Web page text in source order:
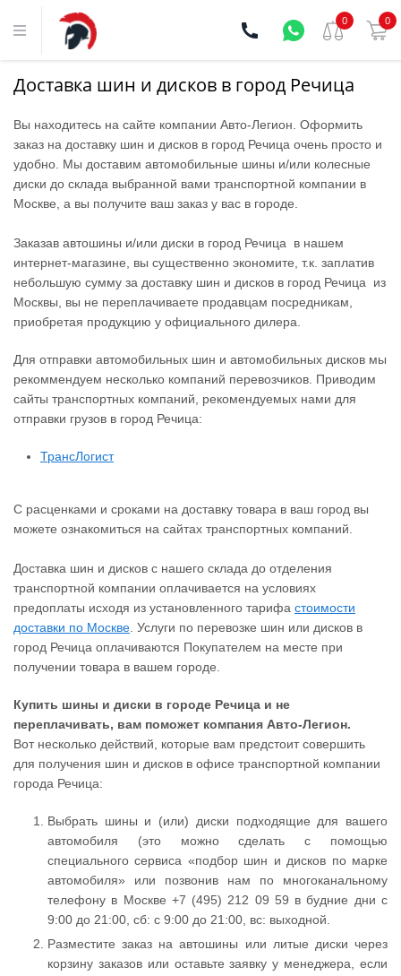
0 0
Доставка шин и дисков в город Речица
Вы находитесь на сайте компании Aвто-Легион. Оформить
заказ на доставку шин и дисков в город Речица очень просто и
удобно. Мы доставим автомобильные шины и/или колесные
диски до склада выбранной вами транспортной компании в
Москве, а вы получите ваш заказ у вас в городе.
Заказав автошины и/или диски в город Речица в нашем
интернет-магазине, вы существенно экономите, т.к. заплатив
небольшую сумму за доставку шин и дисков в город Речица из
Москвы, вы не переплачиваете продавцам посредникам,
приобретая продукцию у официального дилера.
Для отправки автомобильных шин и автомобильных дисков мы
рекоммендуем несколько компаний перевозчиков. Приводим
сайты транспортных компаний, рекомендуемых нами для
отправки грузов в город Речица:
ТрансЛогист
С расценками и сроками на доставку товара в ваш город вы
можете ознакомиться на сайтах транспортных компаний.
Доставка шин и дисков с нашего склада до отделения
транспортной компании оплачивается на условиях
предоплаты исходя из установленного тарифа стоимости
доставки по Москве . Услуги по перевозке шин или дисков в
город Речица оплачиваются Покупателем на месте при
получении товара в вашем городе.
Купить шины и диски в городе Речица и не
переплачивать, вам поможет компания Авто-Легион.
Вот несколько действий, которые вам предстоит совершить
для получения шин и дисков в офисе транспортной компании
города Речица:
Выбрать шины и (или) диски подходящие для вашего
автомобиля (это можно сделать с помощью
специального сервиса «подбор шин и дисков по марке
автомобиля» или позвонив нам по многоканальному
телефону в Москве +7 (495) 212 09 59 в будние дни с
9:00 до 21:00, сб: с 9:00 до 21:00, вс: выходной.
Разместите заказ на автошины или литые диски через
корзину заказов или оставьте заявку у менеджера, если